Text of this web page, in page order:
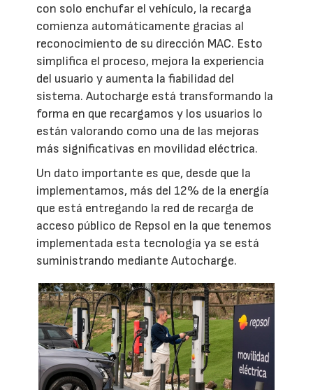
con solo enchufar el vehículo, la recarga
comienza automáticamente gracias al
reconocimiento de su dirección MAC. Esto
simplifica el proceso, mejora la experiencia
del usuario y aumenta la fiabilidad del
sistema. Autocharge está transformando la
forma en que recargamos y los usuarios lo
están valorando como una de las mejoras
más significativas en movilidad eléctrica.
Un dato importante es que, desde que la
implementamos, más del 12% de la energía
que está entregando la red de recarga de
acceso público de Repsol en la que tenemos
implementada esta tecnología ya se está
suministrando mediante Autocharge.